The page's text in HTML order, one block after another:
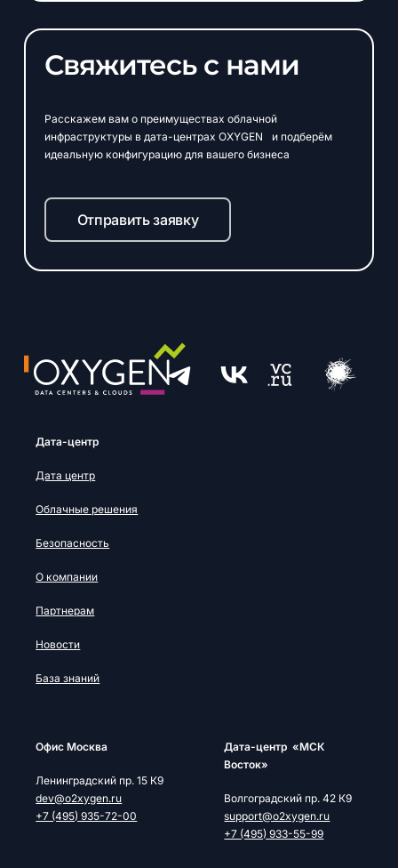
Свяжитесь с нами
Расскажем вам о преимуществах облачной
инфраструктуры в дата-центрах OXYGEN и подберём
идеальную конфигурацию для вашего бизнеса
Отправить заявку
Дата-центр
Дата центр
Облачные решения
Безопасность
О компании
Партнерам
Новости
База знаний
Офис Москва
Ленинградский пр. 15 К9
dev@o2xygen.ru
+7 (495) 935-72-00
Дата-центр «МСК
Восток»
Волгоградский пр. 42 К9
support@o2xygen.ru
+7 (495) 933-55-99